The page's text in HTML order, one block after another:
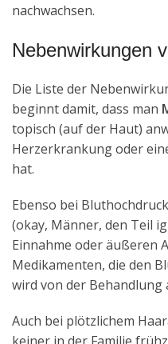
nachwachsen.
Nebenwirkungen
Die Liste der
beginnt damit, dass man
topisch (auf der Haut)
Herzerkrankung oder
hat.
Ebenso bei
(okay, Männer, den Teil
Einnahme oder äußeren
Medikamenten, die den
wird von der Behandlung
Auch bei plötzlichem